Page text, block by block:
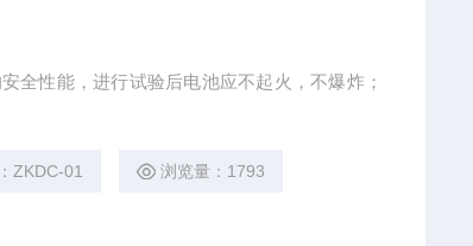
全性能，进行试验后电池应不起火，不爆炸；
ZKDC-01 浏览量：1793